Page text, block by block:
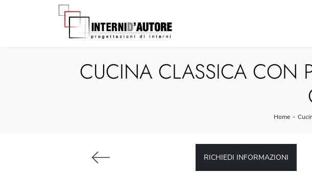
CUCINA CLASSICA CON
Home -
RICHIEDI INFORMAZIONI